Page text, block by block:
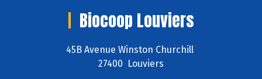
Biocoop Louviers
45B Avenue Winston Churchill
27400 Louviers